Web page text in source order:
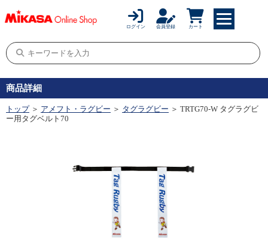
ログイン 会員登録 カート
商品詳細
トップ ＞ アメフト・ラグビー ＞ タグラグビー ＞ TRTG70-W タグラグビ
ー用タグベルト70